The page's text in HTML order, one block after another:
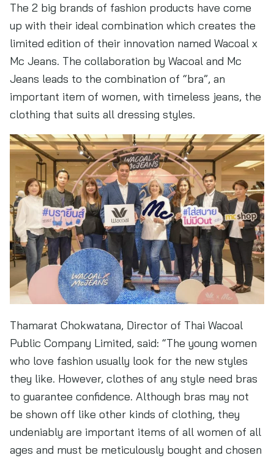
The 2 big brands of fashion products have come
up with their ideal combination which creates the
limited edition of their innovation named Wacoal x
Mc Jeans. The collaboration by Wacoal and Mc
Jeans leads to the combination of “bra”, an
important item of women, with timeless jeans, the
clothing that suits all dressing styles.
Thamarat Chokwatana, Director of Thai Wacoal
Public Company Limited, said: “The young women
who love fashion usually look for the new styles
they like. However, clothes of any style need bras
to guarantee confidence. Although bras may not
be shown off like other kinds of clothing, they
undeniably are important items of all women of all
ages and must be meticulously bought and chosen